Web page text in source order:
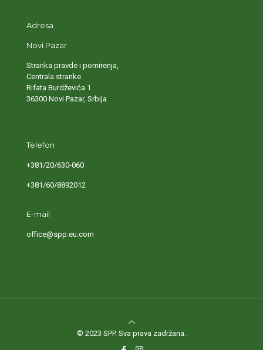
Adresa
Novi Pazar
Stranka pravde i pomirenja,
Centrala stranke
Rifata Burdževića 1
36300 Novi Pazar, Srbija
Telefon
+381/20/630-060
+381/60/8892012
E-mail
office@spp.eu.com
© 2023 SPP. Sva prava zadržana.